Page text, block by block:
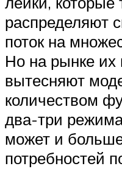
распределяют
поток на
Но на рынке их
вытесняют
количеством
два-три
может и
потребностей